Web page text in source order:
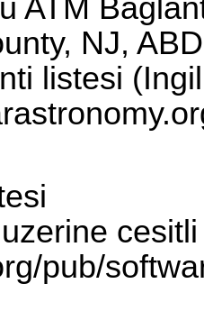
ATM
NJ,
listesi
pub/